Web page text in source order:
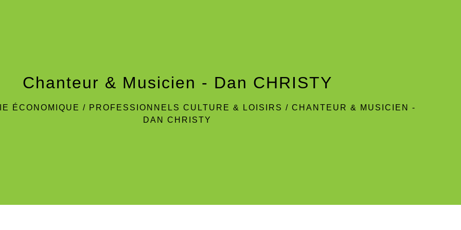
Chanteur & Musicien - Dan CHRISTY
ÉCONOMIQUE / PROFESSIONNELS CULTURE & LOISIRS /CHANTEUR & MUSICIEN -
DAN CHRISTY